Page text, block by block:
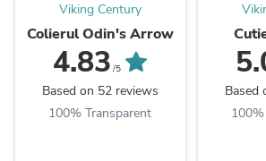
Viking Century
Colierul Odin's Arrow
4.83 /5
Based on 52 reviews
100% Transparent
Based